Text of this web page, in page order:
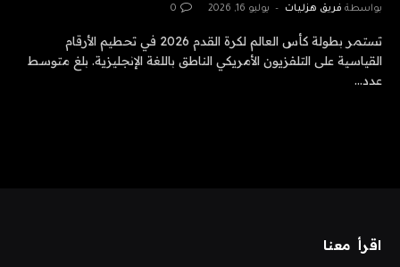
بواسطة فريق هزليات يوليو 16, 2026 0
تستمر بطولة كأس العالم لكرة القدم 2026 في تحطيم الأرقام
القياسية على التلفزيون الأمريكي الناطق باللغة الإنجليزية. بلغ متوسط ​​
عدد…
اقرأ معنا